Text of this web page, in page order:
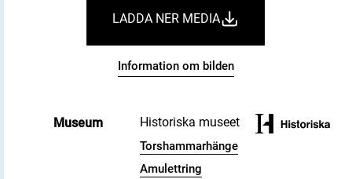
Museum Historiska museet
Torshammarhänge
Amulettring
LADDA NER MEDIA
Information om bilden